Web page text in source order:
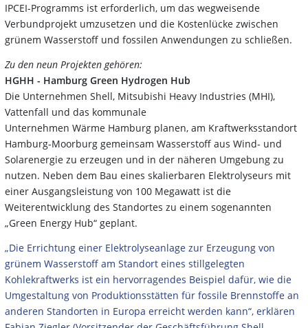
IPCEI-Programms ist erforderlich, um das wegweisende
Verbundprojekt umzusetzen und die Kostenlücke zwischen
grünem Wasserstoff und fossilen Anwendungen zu schließen.
Zu den neun Projekten gehören:
HGHH - Hamburg Green Hydrogen Hub
Die Unternehmen Shell, Mitsubishi Heavy Industries (MHI),
Vattenfall und das kommunale
Unternehmen Wärme Hamburg planen, am Kraftwerksstandort
Hamburg-Moorburg gemeinsam Wasserstoff aus Wind- und
Solarenergie zu erzeugen und in der näheren Umgebung zu
nutzen. Neben dem Bau eines skalierbaren Elektrolyseurs mit
einer Ausgangsleistung von 100 Megawatt ist die
Weiterentwicklung des Standortes zu einem sogenannten
„Green Energy Hub“ geplant.
„Die Errichtung einer Elektrolyseanlage zur Erzeugung von
grünem Wasserstoff am Standort eines stillgelegten
Kohlekraftwerks ist ein hervorragendes Beispiel dafür, wie die
Umgestaltung von Produktionsstätten für fossile Brennstoffe an
anderen Standorten in Europa erreicht werden kann“, erklären